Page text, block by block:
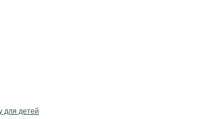
для детей